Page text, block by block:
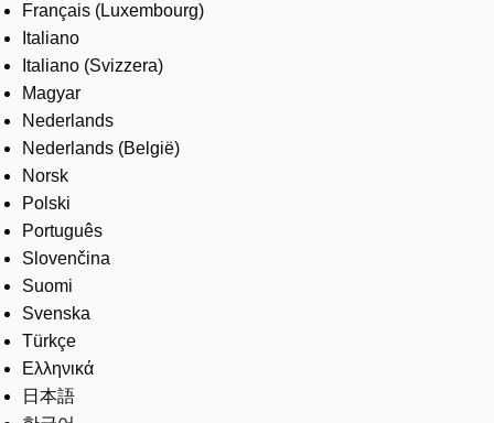
Français (Luxembourg)
Italiano
Italiano (Svizzera)
Magyar
Nederlands
Nederlands (België)
Norsk
Polski
Português
Slovenčina
Suomi
Svenska
Türkçe
Ελληνικά
日本語